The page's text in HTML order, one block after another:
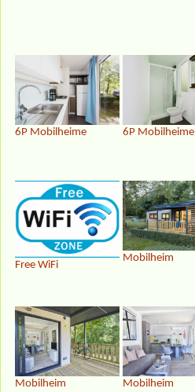
6P Mobilheime 6P Mobilheime
Free WiFi
Mobilheim
Mobilheim Mobilheim